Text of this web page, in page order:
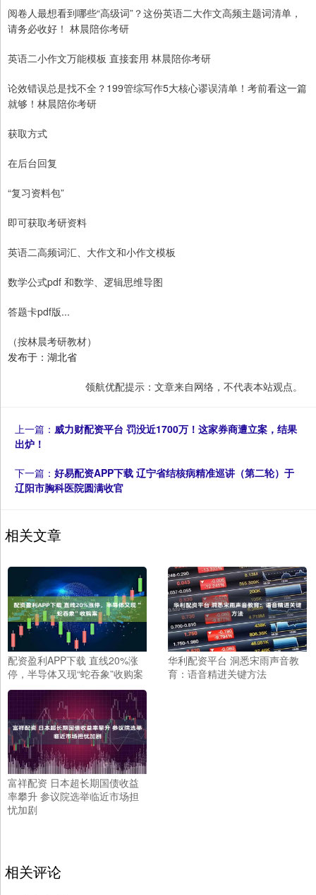
阅卷人最想看到哪些“高级词”？这份英语二大作文高频主题词清单，
请务必收好！ 林晨陪你考研
英语二小作文万能模板 直接套用 林晨陪你考研
论效错误总是找不全？199管综写作5大核心谬误清单！考前看这一篇
就够！林晨陪你考研
获取方式
在后台回复
“复习资料包”
即可获取考研资料
英语二高频词汇、大作文和小作文模板
数学公式pdf 和数学、逻辑思维导图
答题卡pdf版...
（按林晨考研教材）
发布于：湖北省
领航优配提示：文章来自网络，不代表本站观点。
上一篇： 威力财配资平台 罚没近1700万！这家券商遭立案，结果
出炉！
下一篇： 好易配资APP下载 辽宁省结核病精准巡讲（第二轮）于
辽阳市胸科医院圆满收官
相关文章
配资盈利APP下载 直线20%涨
停，半导体又现“蛇吞象”收购案
华利配资平台 洞悉宋雨声音教
育：语音精进关键方法
富祥配资 日本超长期国债收益
率攀升 参议院选举临近市场担
忧加剧
相关评论